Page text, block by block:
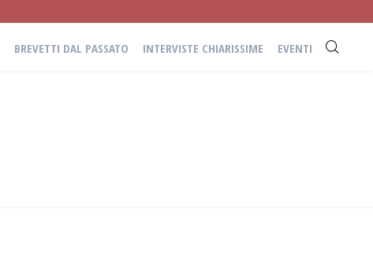
BREVETTI DAL PASSATO INTERVISTE CHIARISSIME EVENTI